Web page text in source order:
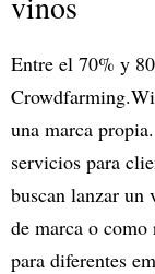
Entre el 70% y
una marca
servicios para
buscan lanzar un
de marca o
para diferentes